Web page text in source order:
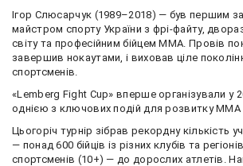
Ігор Слюсарчук (1989–2018) — був першим
майстром спорту України з фрі-файту,
світу та професійним бійцем ММА. Провів
завершив нокаутами, і виховав ціле
спортсменів.
«Lemberg Fight Cup» вперше організували у
однією з ключових подій для розвитку ММА
Цьогоріч турнір зібрав рекордну кількість
— понад 600 бійців із різних клубів та
спортсменів (10+) — до дорослих атлетів.